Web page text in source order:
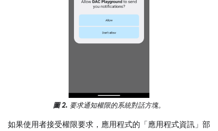
圖 2. 要求通知權限的系統對話方塊。
如果使用者接受權限要求，應用程式的「應用程式資訊」 部